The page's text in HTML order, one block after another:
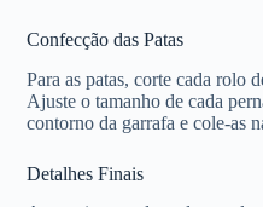
Confecção das Patas
Para as patas, corte cada rolo
Ajuste o tamanho de cada
contorno da garrafa e cole-as
Detalhes Finais